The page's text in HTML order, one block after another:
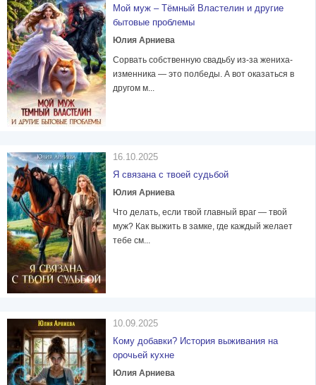
Мой муж – Тёмный Властелин и другие
бытовые проблемы
Юлия Арниева
Сорвать собственную свадьбу из-за жениха-
изменника — это полбеды. А вот оказаться в
другом м...
16.10.2025
Я связана с твоей судьбой
Юлия Арниева
Что делать, если твой главный враг — твой
муж? Как выжить в замке, где каждый желает
тебе см...
10.09.2025
Кому добавки? История выживания на
орочьей кухне
Юлия Арниева